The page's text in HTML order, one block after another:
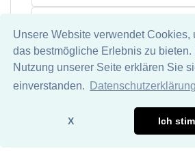
Unsere Website verwendet Cookies,
das bestmögliche Erlebnis zu bieten.
Nutzung unserer Seite erklären Sie
einverstanden.
Datenschutzerklärung
X Ich
Einwohner
Datenschutz
Wir übernehmen keine Garantie und
Richtigkeit und Vollständigkeit dieser